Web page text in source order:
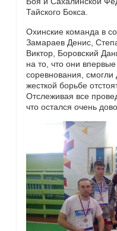
Тайского Бокса.
Охинские команда в
Замараев Денис,
Виктор, Боровский
на то, что они
соревнования, смогли
жесткой борьбе
Отслеживая все
что остался очень